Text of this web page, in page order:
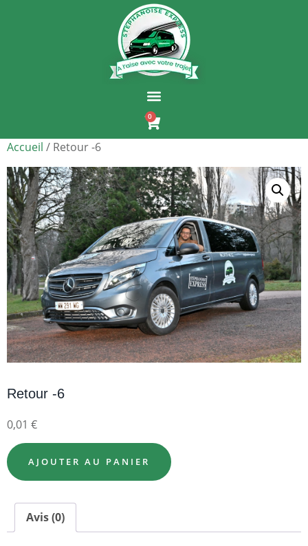
0
Accueil / Retour -6
Retour -6
0,01 €
AJOUTER AU PANIER
Avis (0)